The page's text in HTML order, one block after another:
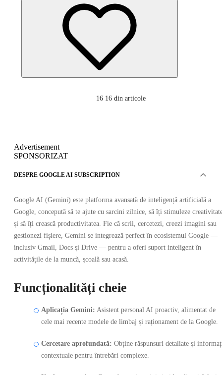
16 16 din articole
Advertisement
SPONSORIZAT
DESPRE GOOGLE AI SUBSCRIPTION
Google AI (Gemini) este platforma avansată de inteligență artificială a
Google, concepută să te ajute cu sarcini zilnice, să îți stimuleze
și să îți crească productivitatea. Fie că scrii, cercetezi, creezi imagini sau
gestionezi fișiere, Gemini se integrează perfect în ecosistemul Google —
inclusiv Gmail, Docs și Drive — pentru a oferi suport inteligent în
activitățile de la muncă, școală sau acasă.
Funcționalități cheie
Aplicația Gemini: Asistent personal AI proactiv, alimentat de
cele mai recente modele de limbaj și raționament de la Google.
Cercetare aprofundată: Obține răspunsuri detaliate și
contextuale pentru întrebări complexe.